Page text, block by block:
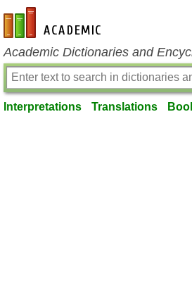
en-academic.com
Academic Dictionaries and
Interpretations Translations